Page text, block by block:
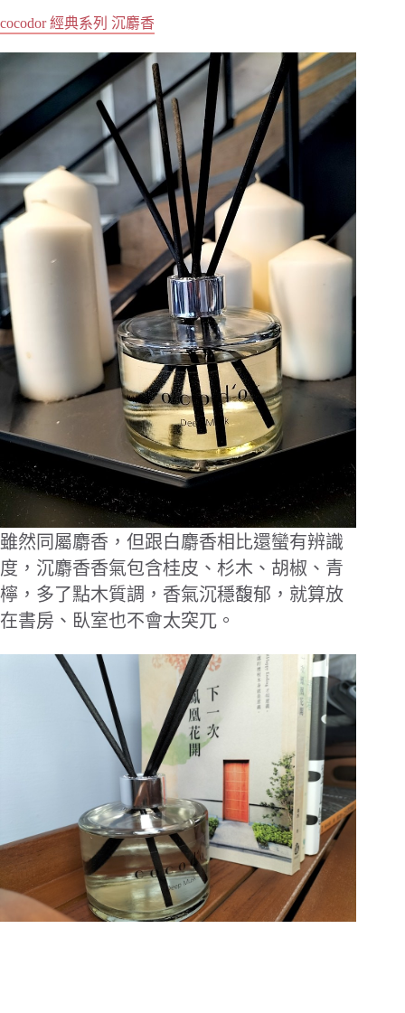
cocodor 經典系列 沉麝香
雖然同屬麝香，但跟白麝香相比還蠻有辨識
度，沉麝香香氣包含桂皮、杉木、胡椒、青
檸，多了點木質調，香氣沉穩馥郁，就算放
在書房、臥室也不會太突兀。